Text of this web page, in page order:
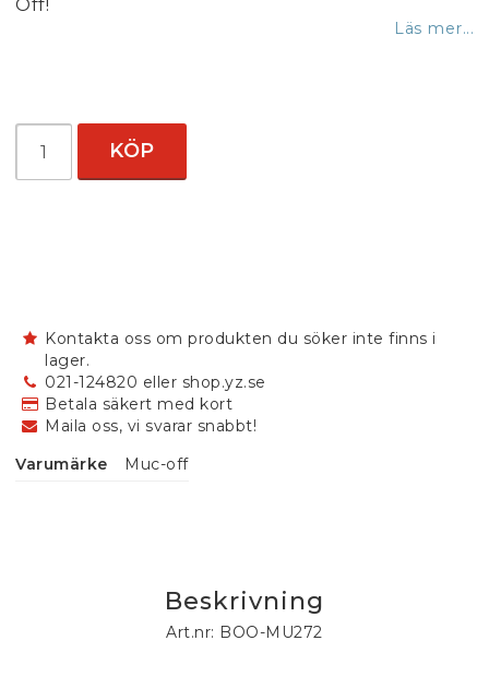
Off!
Läs mer...
KÖP
Kontakta oss om produkten du söker inte finns i
lager.
021-124820 eller shop.yz.se
Betala säkert med kort
Maila oss, vi svarar snabbt!
Varumärke
Muc-off
Beskrivning
Art.nr: BOO-MU272